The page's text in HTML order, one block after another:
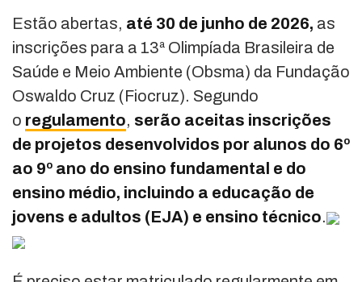
Estão abertas, até 30 de junho de 2026, as
inscrições para a 13ª Olimpíada Brasileira de
Saúde e Meio Ambiente (Obsma) da Fundação
Oswaldo Cruz (Fiocruz). Segundo
o regulamento, serão aceitas inscrições
de projetos desenvolvidos por alunos do 6º
ao 9º ano do ensino fundamental e do
ensino médio, incluindo a educação de
jovens e adultos (EJA) e ensino técnico.